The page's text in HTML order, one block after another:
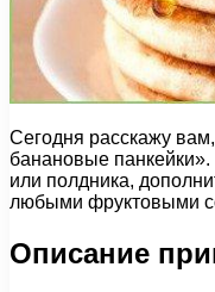
Сегодня расскажу
банановые панкейки».
или полдника,
любыми фруктовыми
Описание